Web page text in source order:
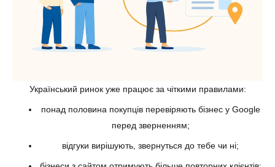
Український ринок уже працює за чіткими правилами:
понад половина покупців перевіряють бізнес у Google
перед зверненням;
відгуки вирішують, звернуться до тебе чи ні;